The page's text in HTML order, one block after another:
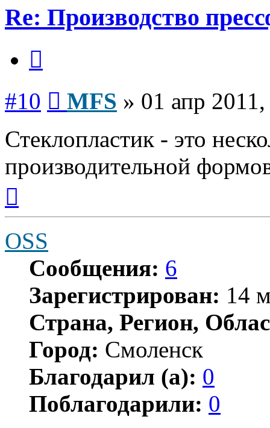
Re: Производство
#10 MFS » 01 апр
Стеклопластик - это
производительной
началу
OSS
Сообщения: 6
Зарегистрирован: 14
Страна, Регион,
Город: Смоленск
Благодарил (а): 0
Поблагодарили: 0